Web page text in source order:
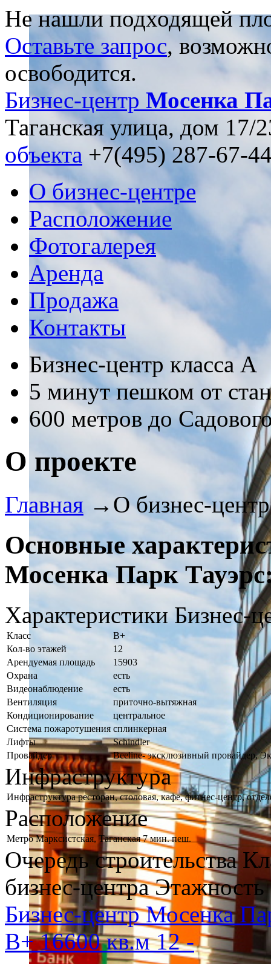
Не нашли подходящей
Оставьте запрос,
освободится.
Бизнес-центр Мосенка
Таганская улица, дом 17/
объекта +7(495) 287-67-
О бизнес-центре
Расположение
Фотогалерея
Аренда
Продажа
Контакты
Бизнес-центр класса А
5 минут пешком от
600 метров до
О проекте
Главная → О бизнес-
Основные
Мосенка Парк
Характеристики Бизнес-
Класс
B+
Кол-во этажей
12
Арендуемая площадь
15903
Охрана
есть
Видеонаблюдение
есть
Вентиляция
приточно-вытяжная
Кондиционирование
центральное
Система пожаротушения сплинкерная
Лифты
Schindler
Провайдер
Beeline- эксклюзивный провайдер,
Инфраструктура
Инфраструктура ресторан, столовая, кафе, фитнес-центр,
Расположение
Метро Марксистская, Таганская 7 мин. пеш.
Очередь строительства
бизнес-центра Этажность
Бизнес-центр Мосенка
B+ 16600 кв.м 12 -